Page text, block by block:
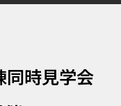
同時見学会